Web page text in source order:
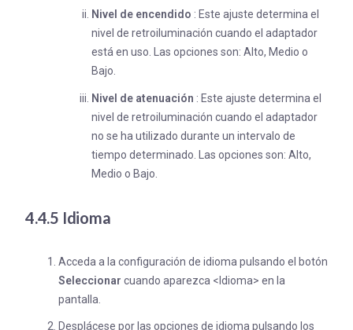
Nivel de encendido : Este ajuste determina el
nivel de retroiluminación cuando el adaptador
está en uso. Las opciones son: Alto, Medio o
Bajo.
Nivel de atenuación : Este ajuste determina el
nivel de retroiluminación cuando el adaptador
no se ha utilizado durante un intervalo de
tiempo determinado. Las opciones son: Alto,
Medio o Bajo.
4.4.5 Idioma
Acceda a la configuración de idioma pulsando el botón
Seleccionar cuando aparezca <Idioma> en la
pantalla.
Desplácese por las opciones de idioma pulsando los